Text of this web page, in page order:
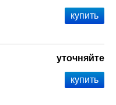
уточняйте